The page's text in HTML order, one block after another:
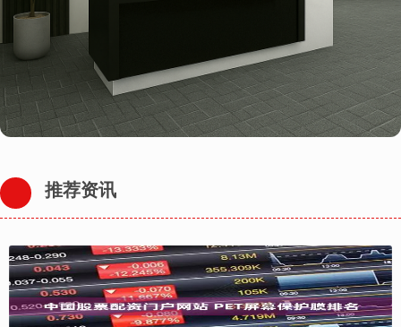
推荐资讯